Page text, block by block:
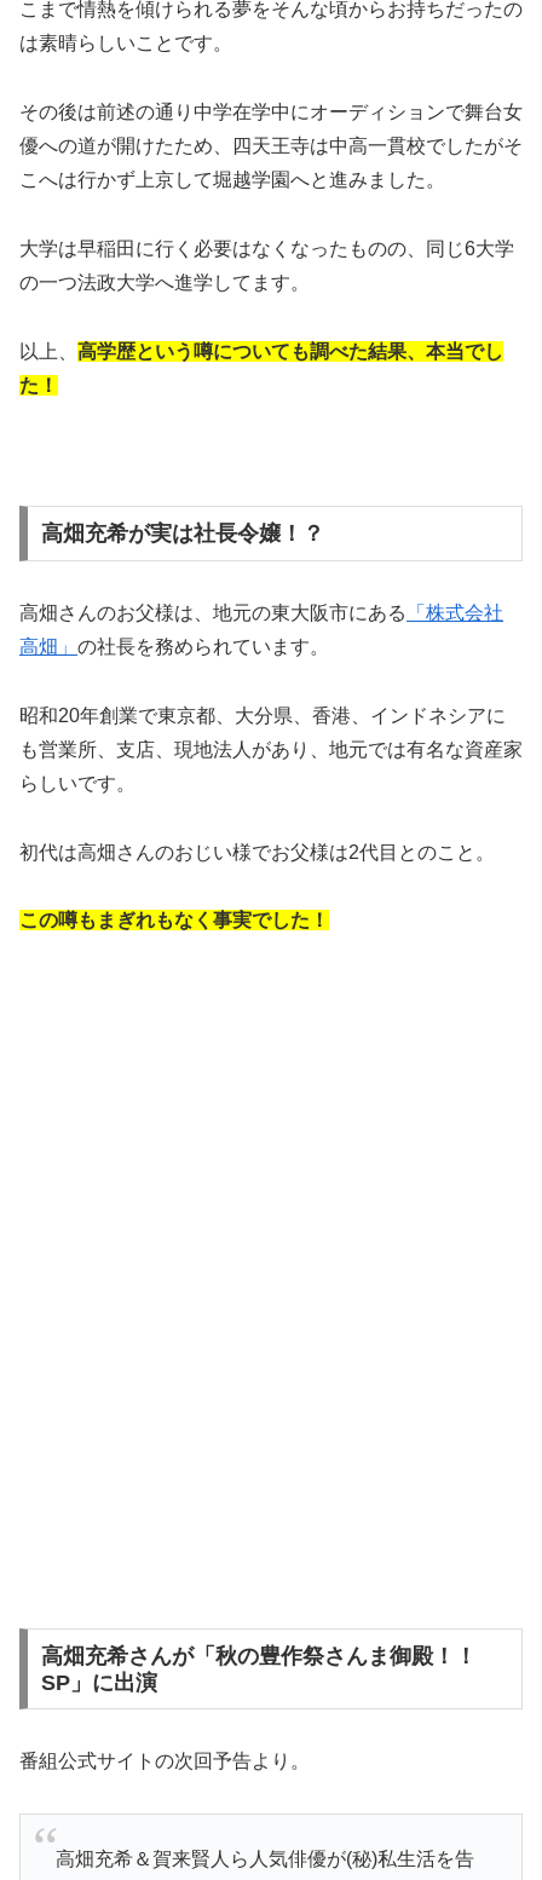
こまで情熱を傾けられる夢をそんな頃からお持ちだったの
は素晴らしいことです。
その後は前述の通り中学在学中にオーディションで舞台女
優への道が開けたため、四天王寺は中高一貫校でしたがそ
こへは行かず上京して堀越学園へと進みました。
大学は早稲田に行く必要はなくなったものの、同じ6大学
の一つ法政大学へ進学してます。
以上、 高学歴という噂についても調べた結果、本当でし
た！
高畑充希が実は社長令嬢！？
高畑さんのお父様は、地元の東大阪市にある
「株式会社
高畑」 の社長を務められています。
昭和20年創業で東京都、大分県、香港、インドネシアに
も営業所、支店、現地法人があり、地元では有名な資産家
らしいです。
初代は高畑さんのおじい様でお父様は2代目とのこと。
この噂もまぎれもなく事実でした！
高畑充希さんが「秋の豊作祭さんま御殿！！
SP」に出演
番組公式サイトの次回予告より。
高畑充希＆賀来賢人ら人気俳優が(秘)私生活を告